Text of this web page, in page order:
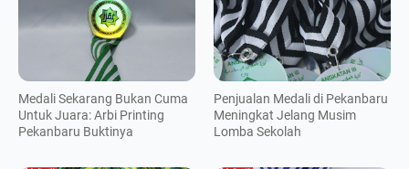
Medali Sekarang Bukan Cuma
Untuk Juara: Arbi Printing
Pekanbaru Buktinya
Penjualan Medali di Pekanbaru
Meningkat Jelang Musim
Lomba Sekolah